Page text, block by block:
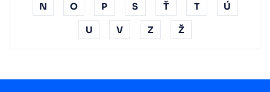
N O P S Ť T Ú
U V Z Ž